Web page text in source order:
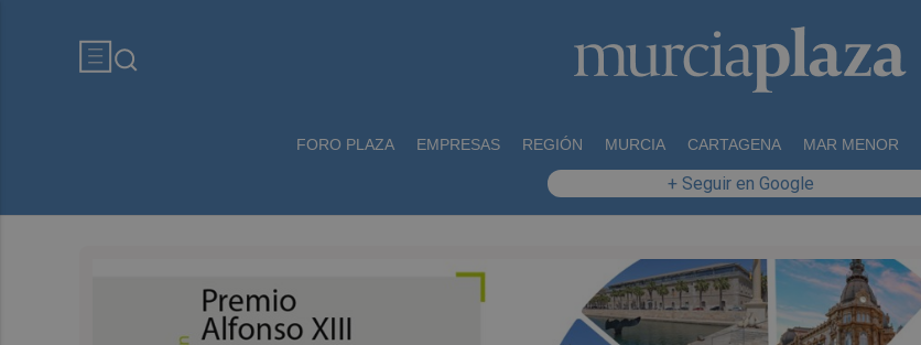
FORO PLAZA EMPRESAS REGIÓN MURCIA CARTAGENA MAR MENOR
+ Seguir en Google